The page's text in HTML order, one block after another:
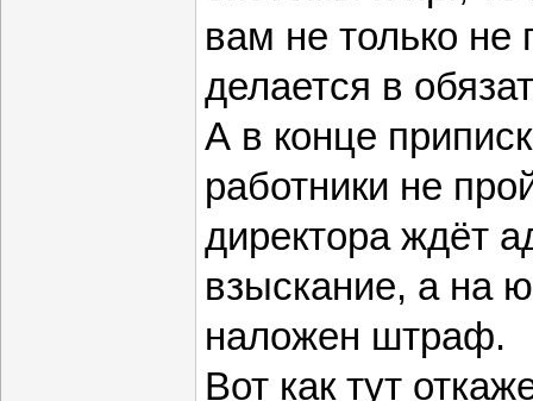
вам не только не
делается в
А в конце
работники не
директора ждёт
взыскание, а на
наложен штраф.
Вот как тут